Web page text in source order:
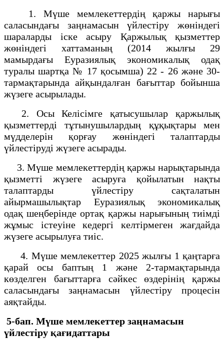
1. Мүше мемлекеттердің қаржы нарығы
саласындағы заңнамасын үйлестіру жөніндегі
шараларды іске асыру Қаржылық қызметтер
жөніндегі хаттаманың (2014 жылғы 29
мамырдағы Еуразиялық экономикалық одақ
туралы шартқа № 17 қосымша) 22 - 26 және 30-
тармақтарында айқындалған бағыттар бойынша
жүзеге асырылады.
2. Осы Келісімге қатысушылар қаржылық
қызметтерді тұтынушылардың құқықтары мен
мүдделерін қорғау жөніндегі талаптарды
үйлестіруді жүзеге асырады.
3. Мүше мемлекеттердің қаржы нарықтарында
қызметті жүзеге асыруға қойылатын нақты
талаптарды үйлестіру сақталатын
айырмашылықтар Еуразиялық экономикалық
одақ шеңберінде ортақ қаржы нарығының тиімді
жұмыс істеуіне кедергі келтірмеген жағдайда
жүзеге асырылуға тиіс.
4. Мүше мемлекеттер 2025 жылғы 1 қаңтарға
қарай осы баптың 1 және 2-тармақтарында
көзделген бағыттарға сәйкес өздерінің қаржы
саласындағы заңнамасын үйлестіру процесін
аяқтайды.
5-бап. Мүше мемлекеттер заңнамасын
үйлестіру қағидаттары